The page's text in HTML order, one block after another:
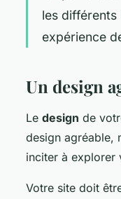
les
expérience
Un design
Le design de
design agréable,
inciter à explorer
Votre site doit